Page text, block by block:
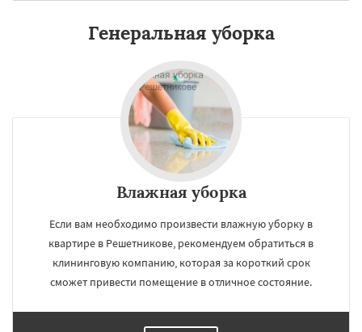
Генеральная уборка
Влажная уборка
Если вам необходимо произвести влажную уборку в
квартире в Решетникове, рекомендуем обратиться в
клининговую компанию, которая за короткий срок
сможет привести помещение в отличное состояние.